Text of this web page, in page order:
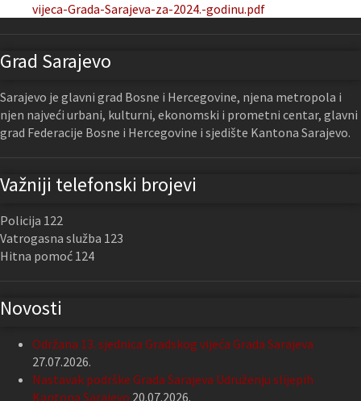
vijeca-Grada-Sarajeva-za-2024.-godinu.pdf
Grad Sarajevo
Sarajevo je glavni grad Bosne i Hercegovine, njena metropola i
njen najveći urbani, kulturni, ekonomski i prometni centar, glavni
grad Federacije Bosne i Hercegovine i sjedište Kantona Sarajevo.
Važniji telefonski brojevi
Policija 122
Vatrogasna služba 123
Hitna pomoć 124
Novosti
Održana 13. sjednica Gradskog vijeća Grada Sarajeva
27.07.2026.
Nastavak podrške Grada Sarajeva Udruženju slijepih
Kantona Sarajevo 20.07.2026.